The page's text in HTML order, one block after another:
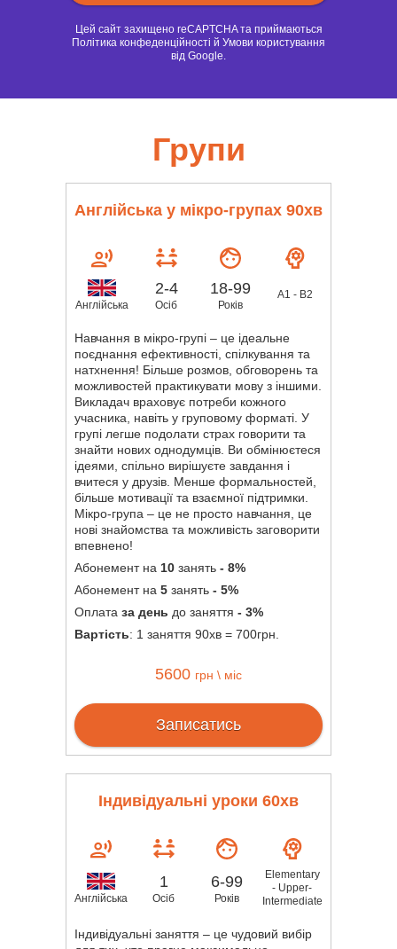
Цей сайт захищено reCAPTCHA та приймаються
Політика конфеденційності й Умови користування
від Google.
Групи
Англійська у мікро-групах 90хв
Англійська
2-4
Осіб
18-99
Років
А1 - В2
Навчання в мікро-групі – це ідеальне
поєднання ефективності, спілкування та
натхнення! Більше розмов, обговорень та
можливостей практикувати мову з іншими.
Викладач враховує потреби кожного
учасника, навіть у груповому форматі. У
групі легше подолати страх говорити та
знайти нових однодумців. Ви обмінюєтеся
ідеями, спільно вирішуєте завдання і
вчитеся у друзів. Менше формальностей,
більше мотивації та взаємної підтримки.
Мікро-група – це не просто навчання, це
нові знайомства та можливість заговорити
впевнено!
Абонемент на 10 занять - 8%
Абонемент на 5 занять - 5%
Оплата за день до заняття - 3%
Вартість: 1 заняття 90хв = 700грн.
5600 грн \ міс
Записатись
Індивідуальні уроки 60хв
Англійська
1
Осіб
6-99
Років
Elementary
- Upper-
Intermediate
Індивідуальні заняття – це чудовий вибір